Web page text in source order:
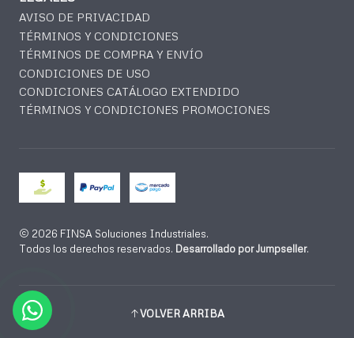
AVISO DE PRIVACIDAD
TÉRMINOS Y CONDICIONES
TÉRMINOS DE COMPRA Y ENVÍO
CONDICIONES DE USO
CONDICIONES CATÁLOGO EXTENDIDO
TÉRMINOS Y CONDICIONES PROMOCIONES
2026 FINSA Soluciones Industriales.
Todos los derechos reservados. Desarrollado por Jumpseller.
VOLVER ARRIBA